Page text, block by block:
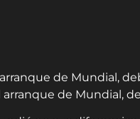
de Mundial,
de Mundial,